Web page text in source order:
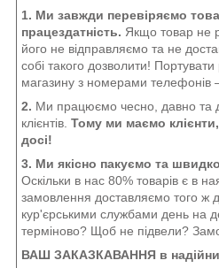
1. Ми завжди перевіряємо
працездатність. Якщо товар не
його не відправляємо та не
собі такого дозволити!
магазину з номерами телефонів
2. Ми працюємо чесно, давно та
клієнтів. Тому ми маємо
досі!
3. Ми якісно пакуємо та
Оскільки в нас 80% товарів є в
замовлення доставляємо того ж
кур'єрськими службами день на
терміново? Щоб не підвели?
ВАШ ЗАКАЗКАВАННЯ в